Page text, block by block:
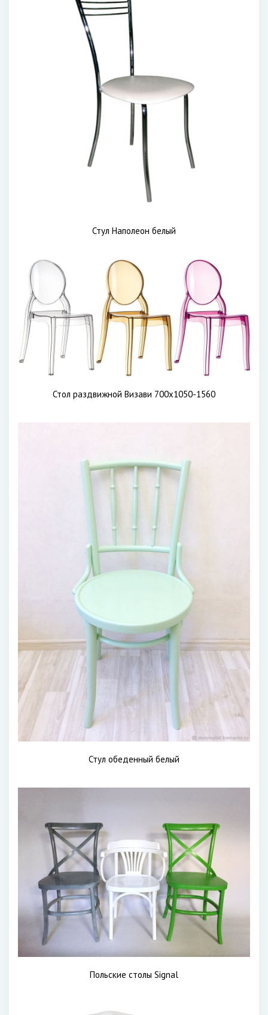
Стул Наполеон белый
Стол раздвижной Визави 700х1050-1560
Стул обеденный белый
Польские столы Signal